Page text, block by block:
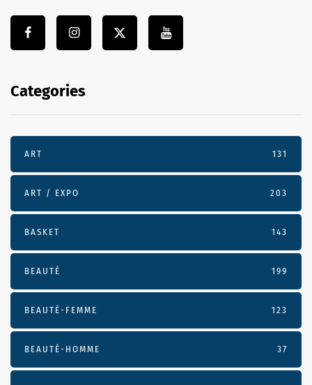
Categories
ART 131
ART / EXPO 203
BASKET 143
BEAUTÉ 199
BEAUTÉ-FEMME 123
BEAUTÉ-HOMME 37